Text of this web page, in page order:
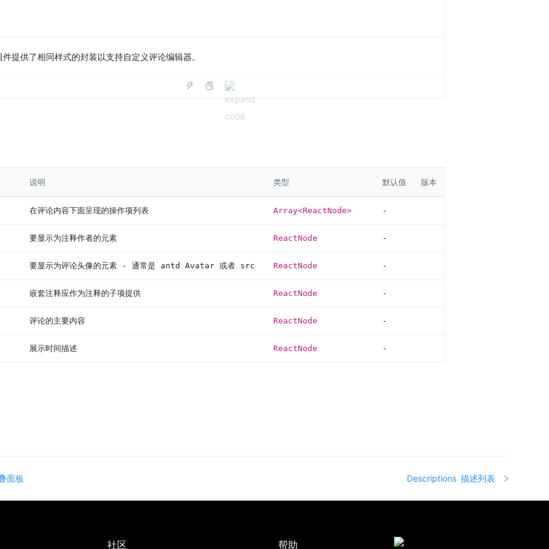
提供了相同样式的封装以支持自定义评论编辑器。
说明 类型 默认值 版本
在评论内容下面呈现的操作项列表 Array<ReactNode> -
要显示为注释作者的元素 ReactNode -
要显示为评论头像的元素 - 通常是 antd Avatar 或者 src ReactNode -
嵌套注释应作为注释的子项提供 ReactNode -
评论的主要内容 ReactNode -
展示时间描述 ReactNode -
面板 Descriptions 描述列表
社区 帮助